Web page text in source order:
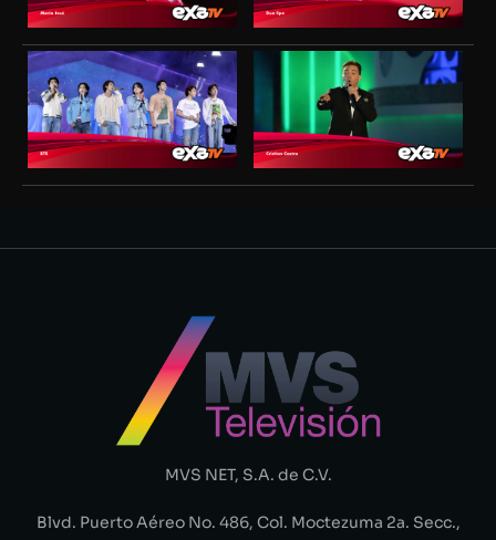
MVS NET, S.A. de C.V.
Blvd. Puerto Aéreo No. 486, Col. Moctezuma 2a. Secc.,